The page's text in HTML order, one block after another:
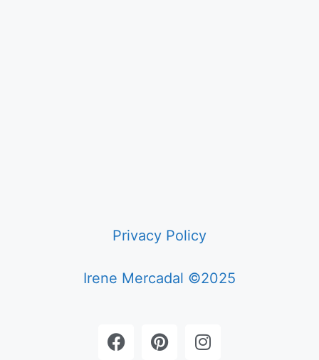
Privacy Policy
Irene Mercadal ©2025